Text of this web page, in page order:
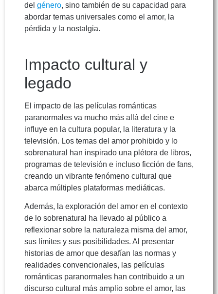
del género, sino también de su capacidad para
abordar temas universales como el amor, la
pérdida y la nostalgia.
Impacto cultural y
legado
El impacto de las películas románticas
paranormales va mucho más allá del cine e
influye en la cultura popular, la literatura y la
televisión. Los temas del amor prohibido y lo
sobrenatural han inspirado una plétora de libros,
programas de televisión e incluso ficción de fans,
creando un vibrante fenómeno cultural que
abarca múltiples plataformas mediáticas.
Además, la exploración del amor en el contexto
de lo sobrenatural ha llevado al público a
reflexionar sobre la naturaleza misma del amor,
sus límites y sus posibilidades. Al presentar
historias de amor que desafían las normas y
realidades convencionales, las películas
románticas paranormales han contribuido a un
discurso cultural más amplio sobre el amor, las